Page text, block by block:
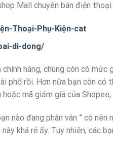
Mall chuyên bán điện
Thoại-Phụ-Kiện-cat
di-dong/
chính hãng, chúng còn có
phố rồi. Hơn nữa bạn còn có
mã giảm giá của Shopee,
nào đang phân vân ” có
khá rẻ ấy. Tuy nhiên, các